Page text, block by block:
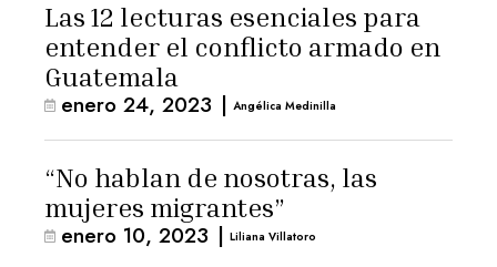
Las 12 lecturas esenciales para
entender el conflicto armado en
Guatemala
enero 24, 2023 | Angélica Medinilla
“No hablan de nosotras, las
mujeres migrantes”
enero 10, 2023 | Liliana Villatoro